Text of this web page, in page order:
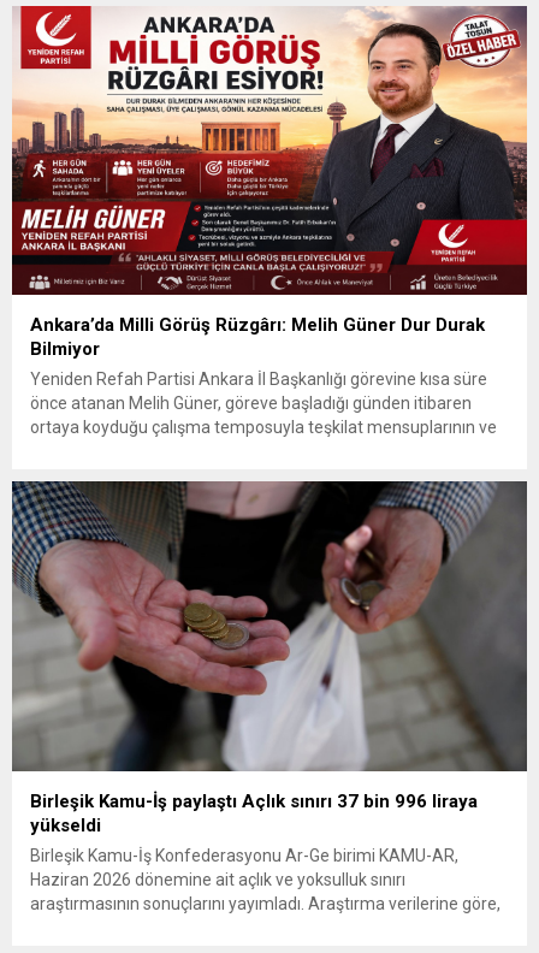
Ankara’da Milli Görüş Rüzgârı: Melih Güner Dur Durak
Bilmiyor
Yeniden Refah Partisi Ankara İl Başkanlığı görevine kısa süre
önce atanan Melih Güner, göreve başladığı günden itibaren
ortaya koyduğu çalışma temposuyla teşkilat mensuplarının ve
saha faaliyetleriyle Milli Görüş sancağını daha da yükseklere
taşımak için mücadele...
Birleşik Kamu-İş paylaştı Açlık sınırı 37 bin 996 liraya
yükseldi
Birleşik Kamu-İş Konfederasyonu Ar-Ge birimi KAMU-AR,
Haziran 2026 dönemine ait açlık ve yoksulluk sınırı
araştırmasının sonuçlarını yayımladı. Araştırma verilerine göre,